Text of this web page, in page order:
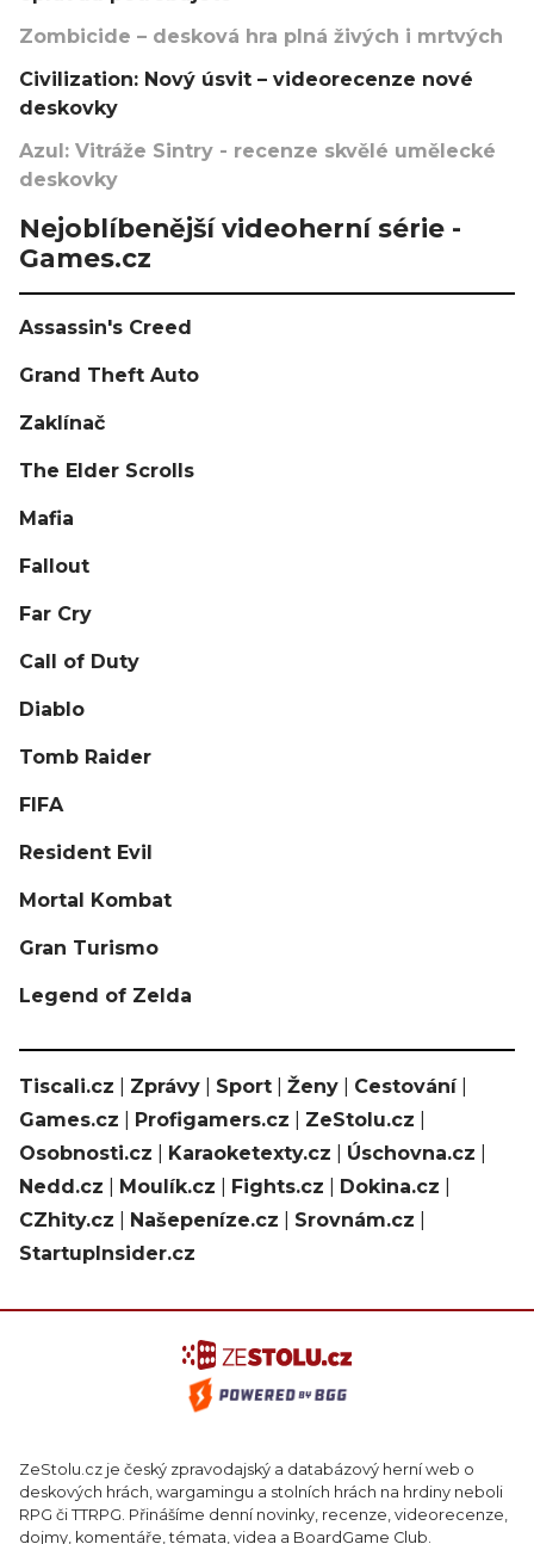
Zombicide – desková hra plná živých i mrtvých
Civilization: Nový úsvit – videorecenze nové
deskovky
Azul: Vitráže Sintry - recenze skvělé umělecké
deskovky
Nejoblíbenější videoherní série -
Games.cz
Assassin's Creed
Grand Theft Auto
Zaklínač
The Elder Scrolls
Mafia
Fallout
Far Cry
Call of Duty
Diablo
Tomb Raider
FIFA
Resident Evil
Mortal Kombat
Gran Turismo
Legend of Zelda
Tiscali.cz Zprávy Sport Ženy Cestování|
Games.cz
Profigamers.cz ZeStolu.cz
Osobnosti.cz
Karaoketexty.cz Úschovna.cz
Nedd.cz
Moulík.cz Fights.cz Dokina.cz
CZhity.cz
Našepeníze.cz Srovnám.cz
StartupInsider.cz
ZeStolu.cz je český zpravodajský a databázový herní web o
deskových hrách, wargamingu a stolních hrách na hrdiny neboli
RPG či TTRPG. Přinášíme denní novinky, recenze, videorecenze,
dojmy, komentáře, témata, videa a BoardGame Club.